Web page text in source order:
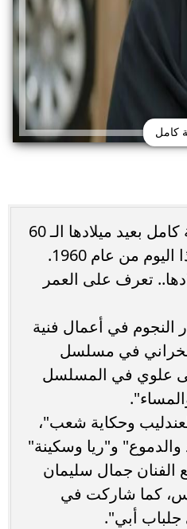
كامل
تحتفل اليوم الفنانة عبلة كامل بعيد ميلادها الـ 60
من عام 1960.
تعرف على العمر
النجوم في أعمال فنية
في مسلسل
علوي في المسلسل
وحكاية شعب"،
و"ريا وسكينة"
الفنان جمال سليمان
كما شاركت في
أبي".